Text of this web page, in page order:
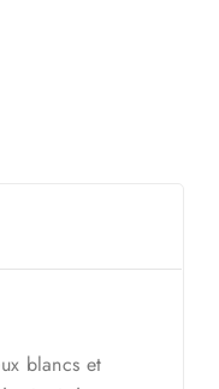
blancs et